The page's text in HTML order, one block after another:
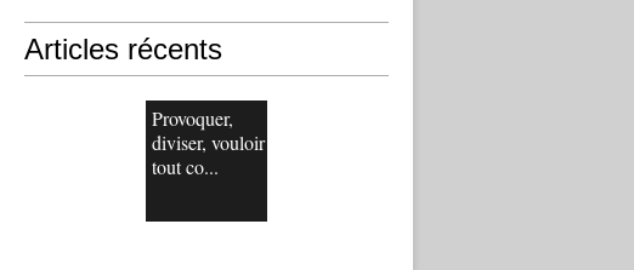
Articles récents
Provoquer,
diviser, vouloir
tout co...